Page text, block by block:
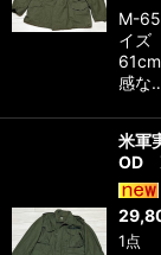
M-
イズ
感な
米軍
OD
1点